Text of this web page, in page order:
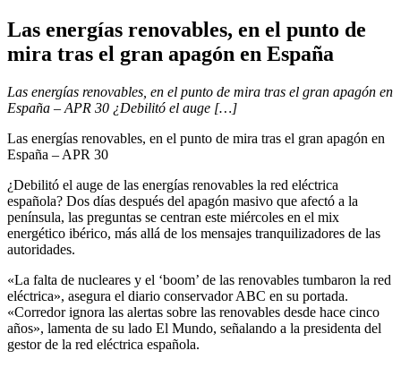
Las energías renovables, en el punto de
mira tras el gran apagón en España
Las energías renovables, en el punto de mira tras el gran apagón en
España – APR 30 ¿Debilitó el auge […]
Las energías renovables, en el punto de mira tras el gran apagón en
España – APR 30
¿Debilitó el auge de las energías renovables la red eléctrica
española? Dos días después del apagón masivo que afectó a la
península, las preguntas se centran este miércoles en el mix
energético ibérico, más allá de los mensajes tranquilizadores de las
autoridades.
«La falta de nucleares y el ‘boom’ de las renovables tumbaron la red
eléctrica», asegura el diario conservador ABC en su portada.
«Corredor ignora las alertas sobre las renovables desde hace cinco
años», lamenta de su lado El Mundo, señalando a la presidenta del
gestor de la red eléctrica española.